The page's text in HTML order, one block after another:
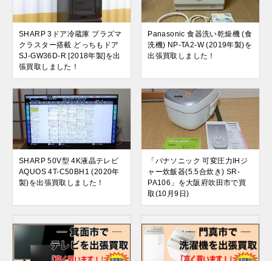
SHARP 3ドア冷蔵庫 プラズマ
クラスター搭載 どっちもドア
SJ-GW36D-R [2018年製]を出
張買取しました！
Panasonic 食器洗い乾燥機 (食
洗機) NP-TA2-W (2019年製)を
出張買取しました！
SHARP 50V型 4K液晶テレビ
AQUOS 4T-C50BH1 (2020年
製)を出張買取しました！
「パナソニック 可変圧力IHジ
ャー炊飯器(5.5合炊き) SR-
PA106」を大阪府吹田市で買
取(10月9日)